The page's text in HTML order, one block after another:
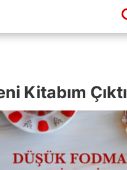
Kitabım Çıktı